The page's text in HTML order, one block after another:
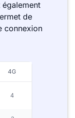
également
de
connexion
4G
4